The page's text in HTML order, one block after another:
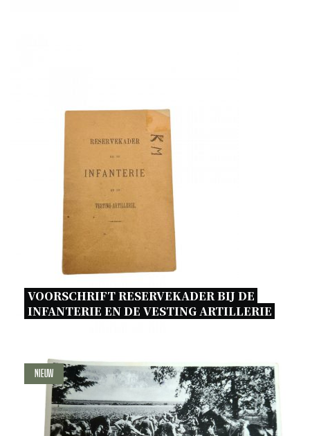
VOORSCHRIFT RESERVEKADER BIJ DE
INFANTERIE EN DE VESTING ARTILLERIE
Nieuw